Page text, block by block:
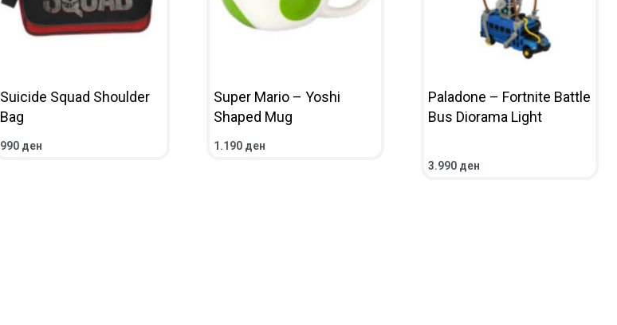
Suicide Squad Shoulder
Bag
990 ден
Super Mario – Yoshi
Shaped Mug
1.190 ден
Paladone – Fortnite Battle
Bus Diorama Light
3.990 ден